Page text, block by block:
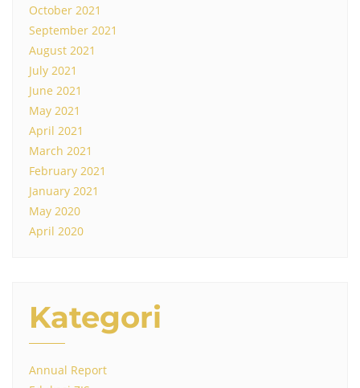
October 2021
September 2021
August 2021
July 2021
June 2021
May 2021
April 2021
March 2021
February 2021
January 2021
May 2020
April 2020
Kategori
Annual Report